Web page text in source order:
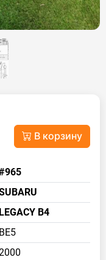
В корзину
LEGACY B4
BE5